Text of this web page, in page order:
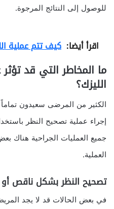
للوصول إلى النتائج المرجوة.
اقرأ أيضا: كيف تتم عملية
ما المخاطر التي قد
الليزك؟
الكثير من المرضى سعيدون تماماً
إجراء عملية تصحيح النظر
جميع العمليات الجراحية هناك
العملية.
تصحيح النظر بشكل ناقص
في بعض الحالات قد لا يجد